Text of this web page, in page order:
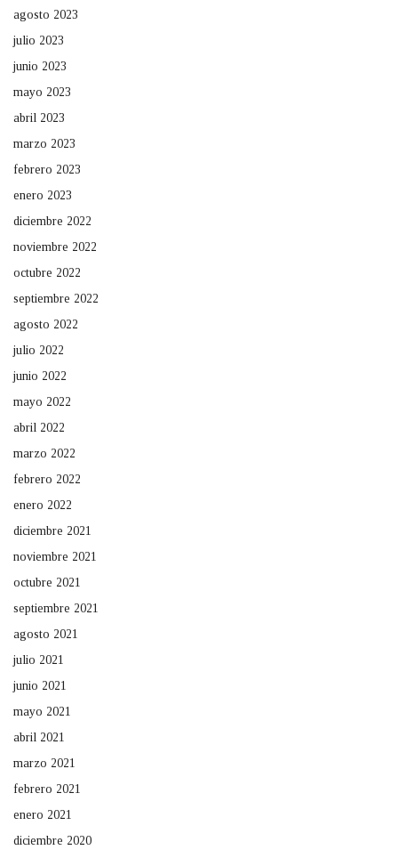
agosto 2023
julio 2023
junio 2023
mayo 2023
abril 2023
marzo 2023
febrero 2023
enero 2023
diciembre 2022
noviembre 2022
octubre 2022
septiembre 2022
agosto 2022
julio 2022
junio 2022
mayo 2022
abril 2022
marzo 2022
febrero 2022
enero 2022
diciembre 2021
noviembre 2021
octubre 2021
septiembre 2021
agosto 2021
julio 2021
junio 2021
mayo 2021
abril 2021
marzo 2021
febrero 2021
enero 2021
diciembre 2020